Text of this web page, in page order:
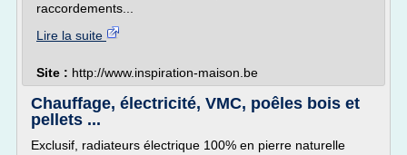
raccordements...
Lire la suite
Site : http://www.inspiration-maison.be
Chauffage, électricité, VMC, poêles bois et
pellets ...
Exclusif, radiateurs électrique 100% en pierre naturelle